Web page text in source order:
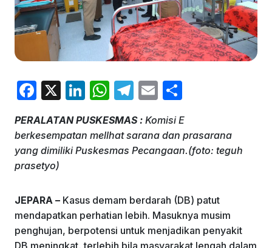
F
c
e
b
o
k
X
Li
k
e
W
at
s
p
T
e
gr
E
ai
l
ar
e
PERALATAN PUSKESMAS : Komisi E
berkesempatan mellhat sarana dan prasarana
yang dimiliki Puskesmas Pecangaan.(foto: teguh
prasetyo)
JEPARA – Kasus demam berdarah (DB) patut
mendapatkan perhatian lebih. Masuknya musim
penghujan, berpotensi untuk menjadikan penyakit
DB meningkat, terlebih bila masyarakat lengah dalam